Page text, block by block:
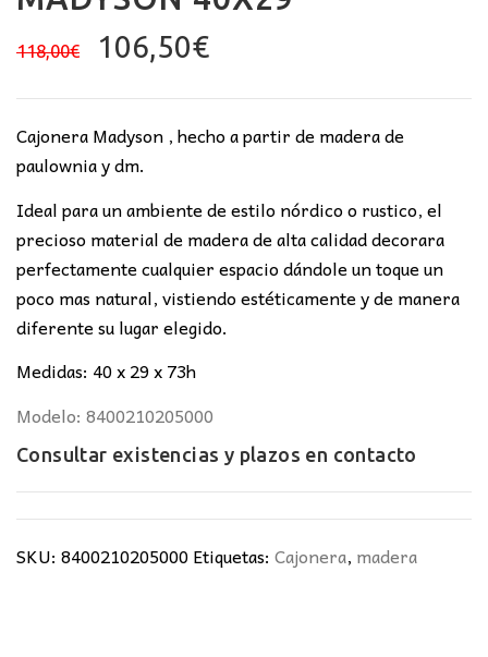
118,00€
El
original
era:
118,00€.
106,50€El
actual
es:
Cajonera Madyson , hecho a partir de madera de
paulownia y dm.
Ideal para un ambiente de estilo nórdico o rustico, el
precioso material de madera de alta calidad decorara
perfectamente cualquier espacio dándole un toque un
poco mas natural, vistiendo estéticamente y de manera
diferente su lugar elegido.
Medidas: 40 x 29 x 73h
Modelo: 8400210205000
Consultar existencias y plazos en contacto
SKU: 8400210205000Etiquetas: Cajonera, madera